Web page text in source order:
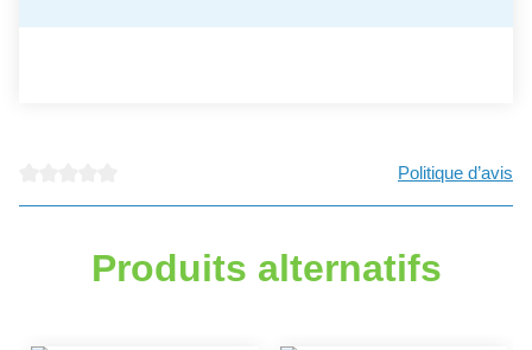
Politique d’avis
Produits alternatifs